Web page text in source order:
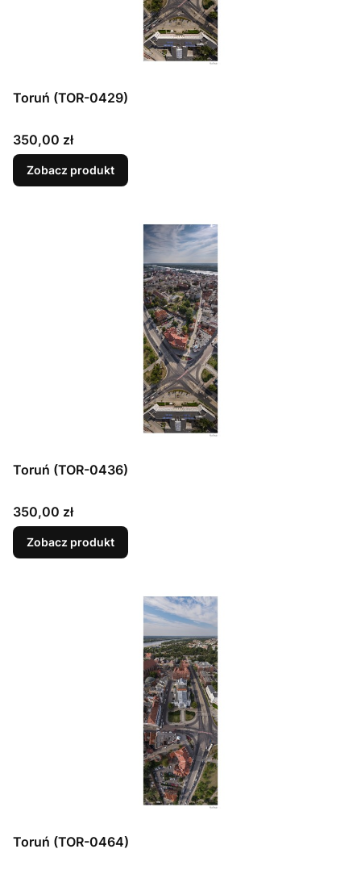
Toruń (TOR-0429)
Cena
350,00 zł
Zobacz produkt
Toruń (TOR-0436)
Cena
350,00 zł
Zobacz produkt
Toruń (TOR-0464)